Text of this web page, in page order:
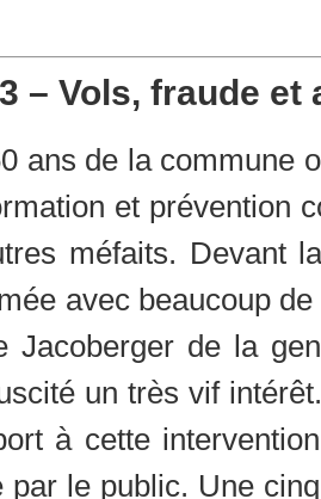
– Vols, fraude
ans de la commune
et prévention
méfaits. Devant
avec beaucoup
Jacoberger de la
un très vif
à cette
par le public. Une